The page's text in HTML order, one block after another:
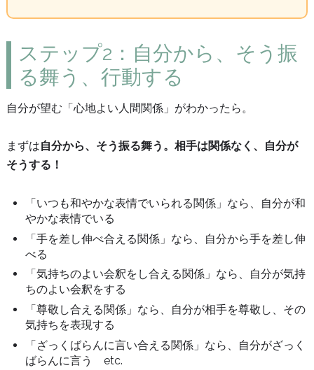
ステップ2：自分から、そう振
る舞う、行動する
自分が望む「心地よい人間関係」がわかったら。
まずは自分から、そう振る舞う。相手は関係なく、自分が
そうする！
「いつも和やかな表情でいられる関係」なら、自分が和
やかな表情でいる
「手を差し伸べ合える関係」なら、自分から手を差し伸
べる
「気持ちのよい会釈をし合える関係」なら、自分が気持
ちのよい会釈をする
「尊敬し合える関係」なら、自分が相手を尊敬し、その
気持ちを表現する
「ざっくばらんに言い合える関係」なら、自分がざっく
ばらんに言う etc.